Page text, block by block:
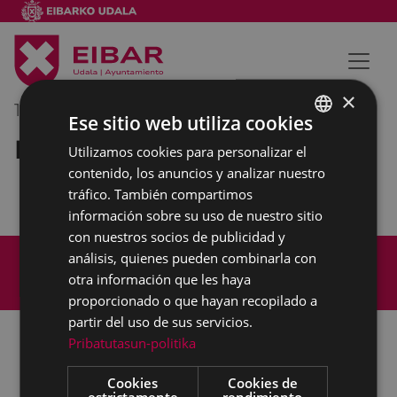
12/11/2019
Reunión interna municipal
Aviso legal
Política de cookies
Accesibilidad
BASQUE
SPANISH
×
Ese sitio web utiliza cookies
Utilizamos cookies para personalizar el
contenido, los anuncios y analizar nuestro
tráfico. También compartimos
información sobre su uso de nuestro sitio
con nuestros socios de publicidad y
análisis, quienes pueden combinarla con
otra información que les haya
proporcionado o que hayan recopilado a
partir del uso de sus servicios.
Pribatutasun-politika
Cookies
Cookies de